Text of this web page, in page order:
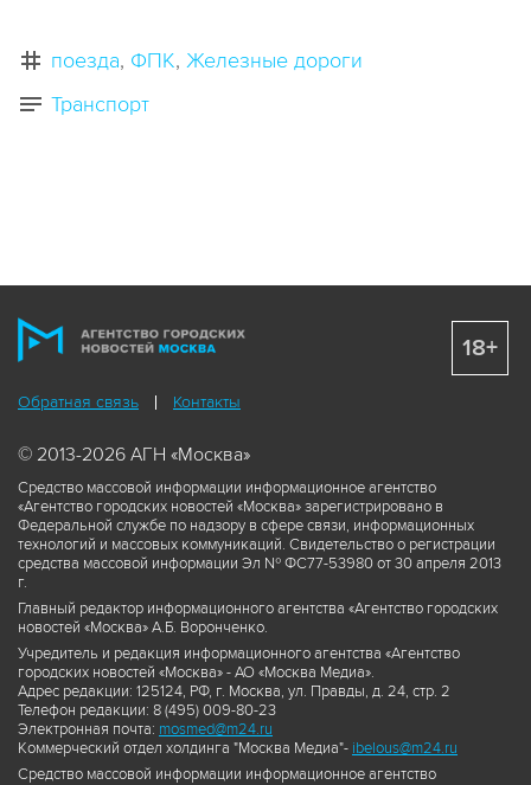
поезда ФПК Железные дороги
Транспорт
Обратная связь Контакты
© 2013-2026 АГН «Москва»
Средство массовой информации информационное агентство
«Агентство городских новостей «Москва» зарегистрировано в
Федеральной службе по надзору в сфере связи, информационных
технологий и массовых коммуникаций. Свидетельство о регистрации
средства массовой информации Эл № ФС77-53980 от 30 апреля 2013
г.
Главный редактор информационного агентства «Агентство городских
новостей «Москва» А.Б. Воронченко.
Учредитель и редакция информационного агентства «Агентство
городских новостей «Москва» - АО «Москва Медиа».
Адрес редакции: 125124, РФ, г. Москва, ул. Правды, д. 24, стр. 2
Телефон редакции: 8 (495) 009-80-23
Электронная почта: mosmed@m24.ru
Коммерческий отдел холдинга "Москва Медиа"- ibelous@m24.ru
Средство массовой информации информационное агентство
18+